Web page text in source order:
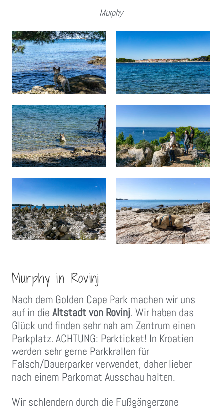
Murphy
Murphy in Rovinj
Nach dem Golden Cape Park machen wir uns
auf in die Altstadt von Rovinj. Wir haben das
Glück und finden sehr nah am Zentrum einen
Parkplatz. ACHTUNG: Parkticket! In Kroatien
werden sehr gerne Parkkrallen für
Falsch/Dauerparker verwendet, daher lieber
nach einem Parkomat Ausschau halten.
Wir schlendern durch die Fußgängerzone